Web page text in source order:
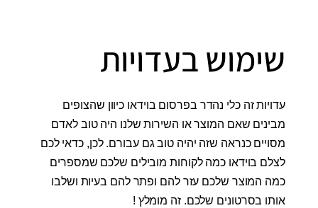
שימוש בעדויות
עדויות זה כלי נהדר בפרסום בוידאו כיוון שהצופים
מבינים שאם המוצר או השירות שלנו היה טוב לאדם
מסויים כנראה שזה יהיה טוב גם עבורם. לכן, כדאי לכם
לצלם בוידאו כמה לקוחות מובילים שלכם שמספרים
כמה המוצר שלכם עזר להם ופתר להם בעיות ושלבו
אותו בסרטונים שלכם. זה מומלץ !